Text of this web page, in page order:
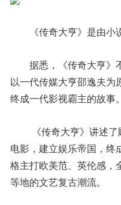
《传奇大亨》是由小
据悉，《传奇大亨》
以一代传媒大亨邵逸夫为
终成一代影视霸主的故事。
《传奇大亨》讲述
电影，建立娱乐帝国，终
格主打欧美范、英伦感，
等地的文艺复古潮流。